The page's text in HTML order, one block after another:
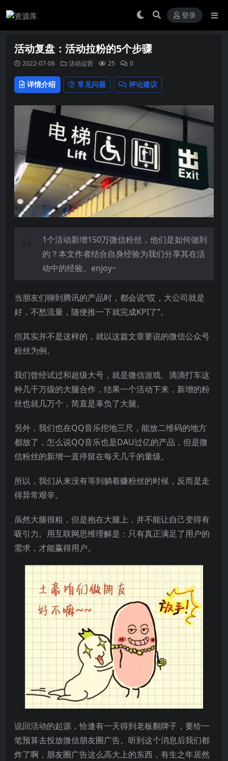
登录
活动复盘：活动拉粉的5个步骤
2022-07-06 活动运营 25 0
详情介绍 常见问题 评论建议
1个活动新增150万微信粉丝，他们是如何做到
的？本文作者结合自身经验为我们分享其在活
动中的经验。enjoy~
当朋友们聊到腾讯的产品时，都会说“哎，大公司就是
好，不愁流量，随便推一下就完成KPI了”。
但其实并不是这样的，就以这篇文章要说的微信公众号
粉丝为例。
我们曾经试过和超级大号，就是微信游戏、滴滴打车这
种几千万级的大腿合作，结果一个活动下来，新增的粉
丝也就几万个，简直是辜负了大腿。
另外，我们也在QQ音乐挖地三尺，能放二维码的地方
都放了，怎么说QQ音乐也是DAU过亿的产品，但是微
信粉丝的新增一直停留在每天几千的量级。
所以，我们从来没有等到躺着赚粉丝的时候，反而是走
得异常艰辛。
虽然大腿很粗，但是抱在大腿上，并不能让自己变得有
吸引力。用互联网思维理解是：只有真正满足了用户的
需求，才能赢得用户。
说回活动的起源，恰逢有一天得到老板翻牌子，要给一
笔预算去投放微信朋友圈广告。听到这个消息后我们都
炸了啊，朋友圈广告这么高大上的东西，有生之年居然